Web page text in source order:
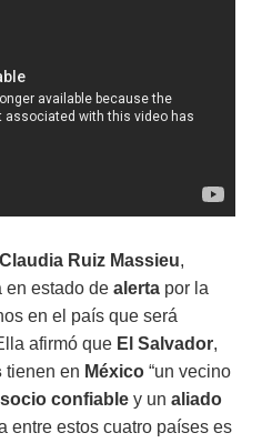
Claudia Ruiz Massieu,
en estado dealerta por la
en el país que será
afirmó que El Salvador,
tienen en México “un vecino
socio confiable y unaliado
entre estos cuatro países es